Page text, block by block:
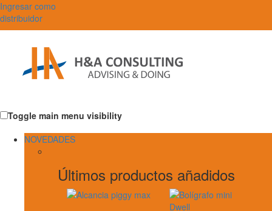
Ingresar como
distribuidor
Toggle main menu visibility
NOVEDADES
Últimos productos añadidos